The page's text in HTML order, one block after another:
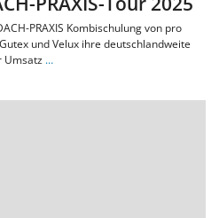
PRAXIS Kombischulung von pro
und Velux ihre deutschlandweite
Umsatz …